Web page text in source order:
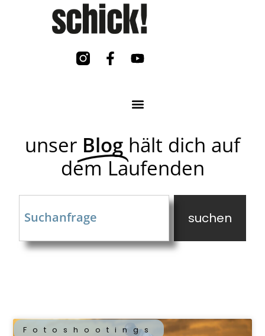
unser Blog hält dich auf
dem Laufenden
suchen
Fotoshootings